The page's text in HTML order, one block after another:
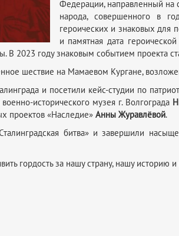
Федерации, направленный на
народа, совершенного в
героических и знаковых для
и памятная дата
В 2023 году знаковым событием проекта
шествие на Мамаевом Кургане,
и посетили кейс-студии по
исторического музея г. Волгограда
проектов «Наследие» Анны Журавлёвой.
битва» и завершили
гордость за нашу страну, нашу историю